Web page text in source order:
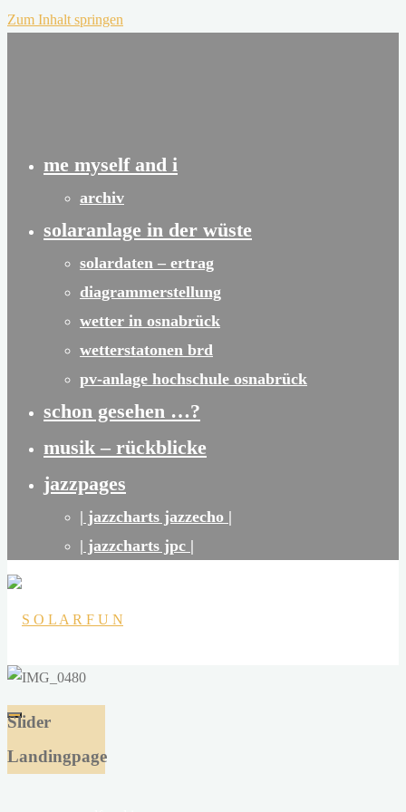
Zum Inhalt springen
me myself and i
archiv
solaranlage in der wüste
solardaten – ertrag
diagrammerstellung
wetter in osnabrück
wetterstatonen brd
pv-anlage hochschule osnabrück
schon gesehen …?
musik – rückblicke
jazzpages
| jazzcharts jazzecho |
| jazzcharts jpc |
S
O
L
Slider
Landingpage